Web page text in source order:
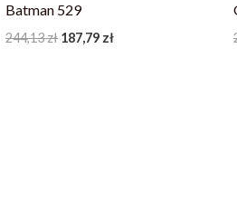
Batman 529
244,13zł 187,79 zł